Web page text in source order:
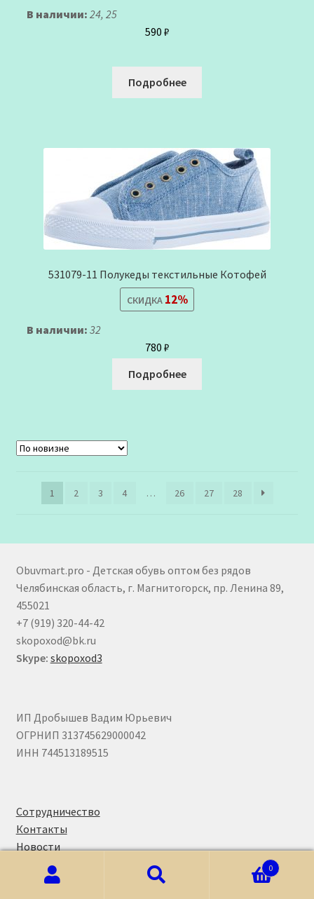
В наличии: 24, 25
590 ₽
Подробнее
531079-11 Полукеды текстильные Котофей
СКИДКА12%
В наличии: 32
780 ₽
Подробнее
1 2 3 4 … 26 27 28
Obuvmart.pro - Детская обувь оптом без рядов
Челябинская область, г. Магнитогорск, пр. Ленина 89,
455021
+7 (919) 320-44-42
skopoxod@bk.ru
Skype: skopoxod3
ИП Дробышев Вадим Юрьевич
ОГРНИП 313745629000042
ИНН 744513189515
Сотрудничество
Контакты
Новости
Публичная оферта
0